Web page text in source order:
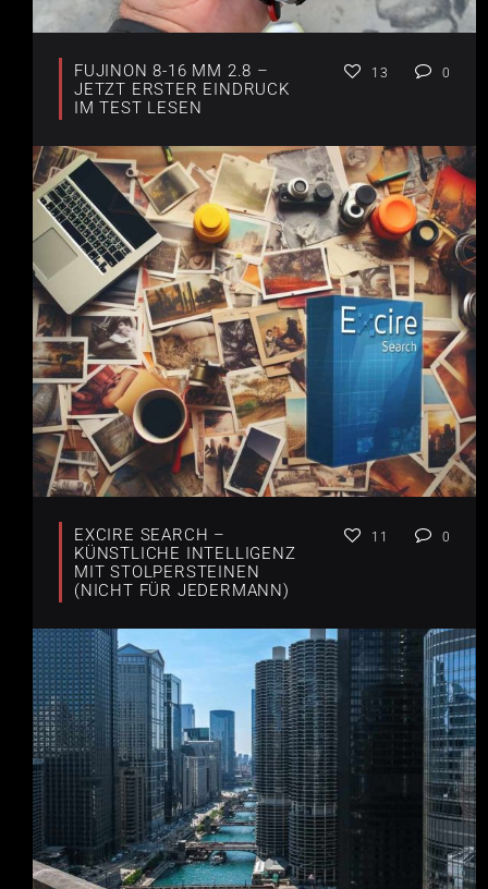
FUJINON 8-16 MM 2.8 –
JETZT ERSTER EINDRUCK
IM TEST LESEN
13 0
EXCIRE SEARCH –
KÜNSTLICHE INTELLIGENZ
MIT STOLPERSTEINEN
(NICHT FÜR JEDERMANN)
11 0